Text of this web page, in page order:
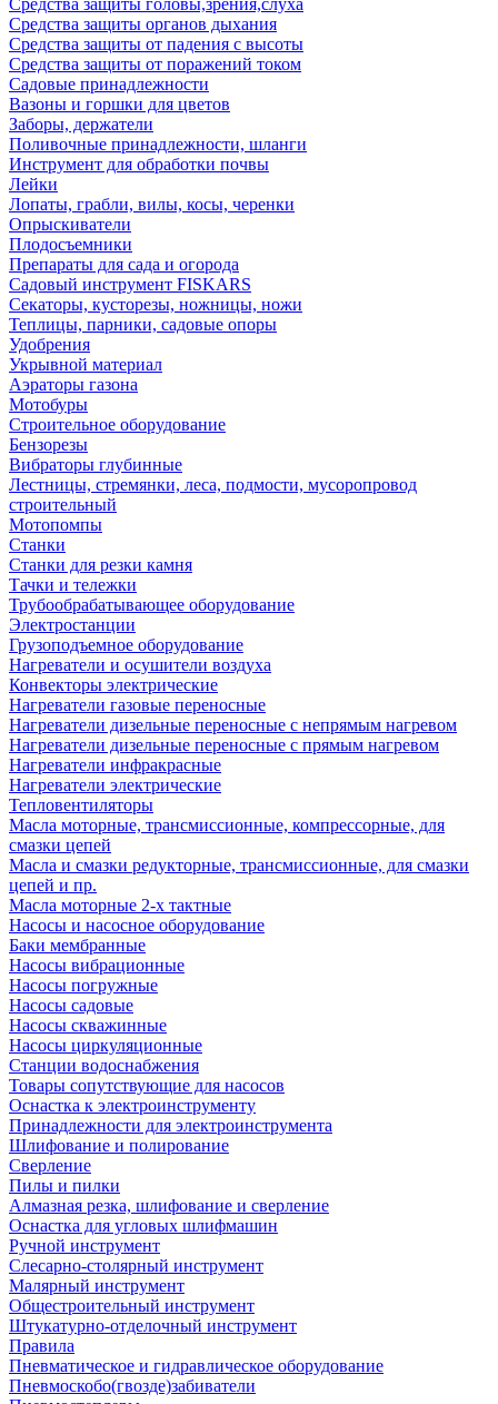
Средства защиты головы,зрения,слуха
Средства защиты органов дыхания
Средства защиты от падения с высоты
Средства защиты от поражений током
Садовые принадлежности
Вазоны и горшки для цветов
Заборы, держатели
Поливочные принадлежности, шланги
Инструмент для обработки почвы
Лейки
Лопаты, грабли, вилы, косы, черенки
Опрыскиватели
Плодосъемники
Препараты для сада и огорода
Садовый инструмент FISKARS
Секаторы, кусторезы, ножницы, ножи
Теплицы, парники, садовые опоры
Удобрения
Укрывной материал
Аэраторы газона
Мотобуры
Строительное оборудование
Бензорезы
Вибраторы глубинные
Лестницы, стремянки, леса, подмости, мусоропровод
строительный
Мотопомпы
Станки
Станки для резки камня
Тачки и тележки
Трубообрабатывающее оборудование
Электростанции
Грузоподъемное оборудование
Нагреватели и осушители воздуха
Конвекторы электрические
Нагреватели газовые переносные
Нагреватели дизельные переносные с непрямым нагревом
Нагреватели дизельные переносные с прямым нагревом
Нагреватели инфракрасные
Нагреватели электрические
Тепловентиляторы
Масла моторные, трансмиссионные, компрессорные, для
смазки цепей
Масла и смазки редукторные, трансмиссионные, для смазки
цепей и пр.
Масла моторные 2-х тактные
Насосы и насосное оборудование
Баки мембранные
Насосы вибрационные
Насосы погружные
Насосы садовые
Насосы скважинные
Насосы циркуляционные
Станции водоснабжения
Товары сопутствующие для насосов
Оснастка к электроинструменту
Принадлежности для электроинструмента
Шлифование и полирование
Сверление
Пилы и пилки
Алмазная резка, шлифование и сверление
Оснастка для угловых шлифмашин
Ручной инструмент
Слесарно-столярный инструмент
Малярный инструмент
Общестроительный инструмент
Штукатурно-отделочный инструмент
Правила
Пневматическое и гидравлическое оборудование
Пневмоскобо(гвозде)забиватели